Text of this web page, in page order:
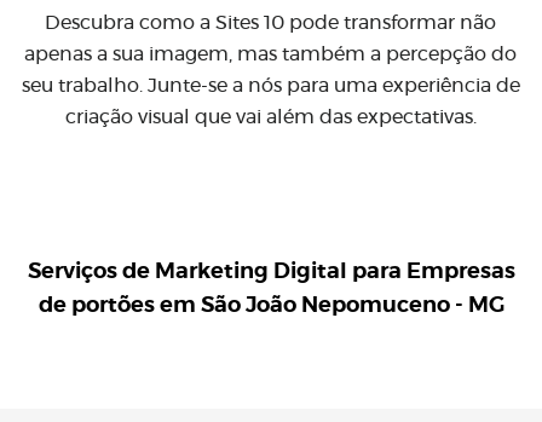
Descubra como a Sites 10 pode transformar não
apenas a sua imagem, mas também a percepção do
seu trabalho. Junte-se a nós para uma experiência de
criação visual que vai além das expectativas.
Serviços de Marketing Digital para Empresas
de portões em São João Nepomuceno - MG